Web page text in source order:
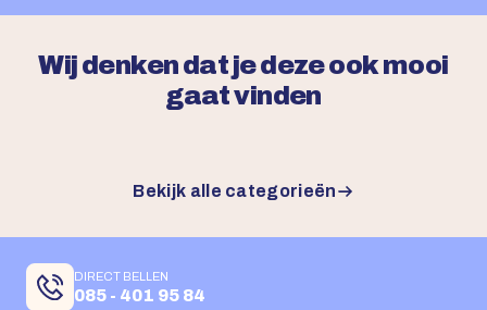
Wij denken dat je deze ook mooi
gaat vinden
Bekijk alle categorieën
DIRECT BELLEN
085 - 401 95 84